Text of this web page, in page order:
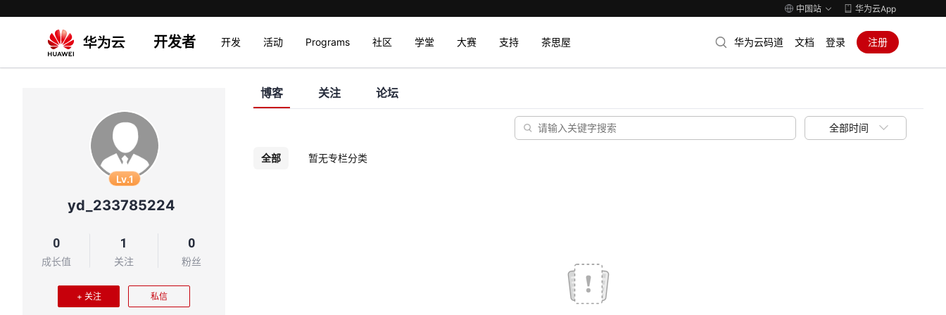
中国站 华为云App
开发者 开发 活动 Programs 社区 学堂 大赛 支持 茶思屋 华为云码道 文档 登录 注册
Lv.1
yd_233785224
0
成长值
1
关注
0
粉丝
+ 关注 私信
博客 关注 论坛
全部时间
全部 暂无专栏分类